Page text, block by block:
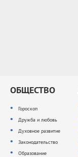
ОБЩЕСТВО
Гороскоп
Дружба и любовь
Духовное развитие
Законодательство
Образование